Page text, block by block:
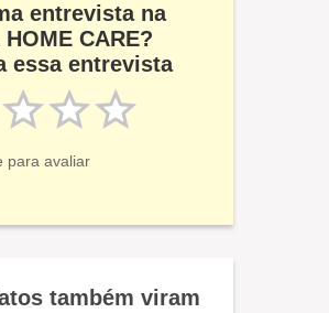
entrevista na
CARE?
essa entrevista
para avaliar
também viram